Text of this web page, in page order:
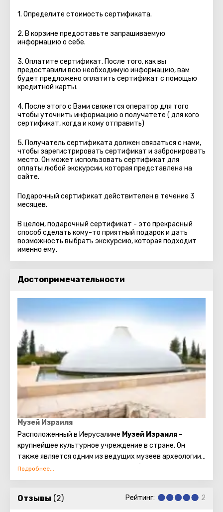
1. Определите стоимость сертификата.
2. В корзине предоставьте запрашиваемую
информацию о себе.
3. Оплатите сертификат. После того, как вы
предоставили всю необходимую информацию, вам
будет предложено оплатить сертификат с помощью
кредитной карты.
4. После этого с Вами свяжется оператор для того
чтобы уточнить информацию о получатете ( для кого
сертификат, когда и кому отправить)
5. Получатель сертификата должен связаться с нами,
чтобы зарегистрировать сертификат и забронировать
место. Он может использовать сертификат для
оплаты любой экскурсии, которая представлена на
сайте.
Подарочный сертификат действителен в течение 3
месяцев.
В целом, подарочный сертификат - это прекрасный
способ сделать кому-то приятный подарок и дать
возможность выбрать экскурсию, которая подходит
именно ему.
Достопримечательности
Музей Израиля
Расположенный в Иерусалиме Музей Израиля –
крупнейшее культурное учреждение в стране. Он
также является одним из ведущих музеев археологии
и искусства в мире. Основан музей был в 1965 году. С
тех пор здесь удалось собрать огромную коллекцию
искусства Израиля. Музей хранит артефакты самых
Отзывы (2) Рейтинг: 2